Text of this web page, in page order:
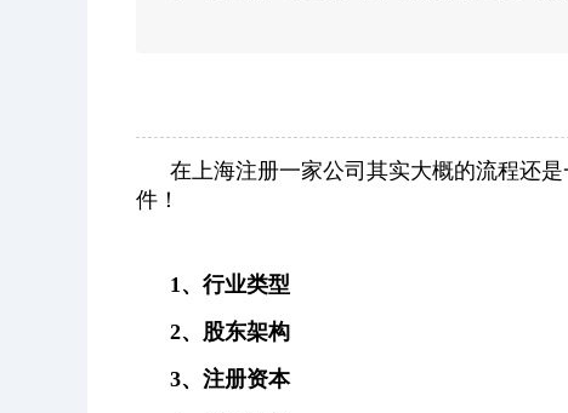
在上海注册一家公司其实大概的流程还是
件！
1、行业类型
2、股东架构
3、注册资本